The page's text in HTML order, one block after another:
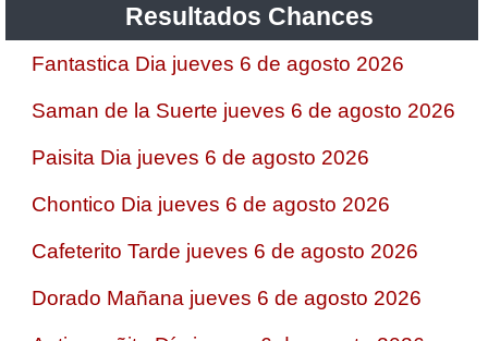
Resultados Chances
Fantastica Dia jueves 6 de agosto 2026
Saman de la Suerte jueves 6 de agosto 2026
Paisita Dia jueves 6 de agosto 2026
Chontico Dia jueves 6 de agosto 2026
Cafeterito Tarde jueves 6 de agosto 2026
Dorado Mañana jueves 6 de agosto 2026